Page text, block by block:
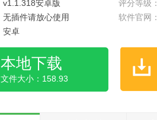
v1.1.318安卓版
评分等级：
无插件请放心使用 软件官网：
安卓
本地下载
文件大小：158.93